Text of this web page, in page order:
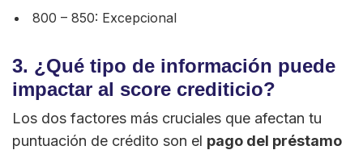
800 – 850: Excepcional
3. ¿Qué tipo de información puede
impactar al score crediticio?
Los dos factores más cruciales que afectan tu
puntuación de crédito son el pago del préstamo